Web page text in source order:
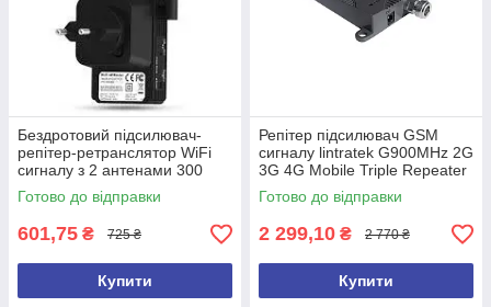
Бездротовий підсилювач-
репітер-ретранслятор WiFi
сигналу з 2 антенами 300
Мбіт/с. Репітер Wavlink N300
WL-WN
Готово до відправки
601,75 ₴ 725 ₴
Купити
Репітер підсилювач GSM
сигналу lintratek G900MHz 2G
3G 4G Mobile Triple Repeater
Phone KW16L-GSM-S (тільки
блок)
Готово до відправки
2 299,10 ₴ 2 770 ₴
Купити